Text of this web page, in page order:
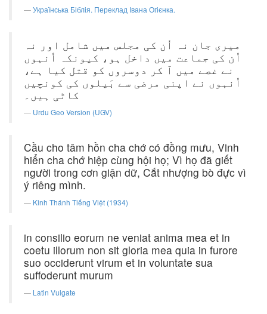
Українська Біблія. Переклад Івана Огієнка.
میری جان نہ اُن کی مجلس میں شامل اور نہ
اُن کی جماعت میں داخل ہو، کیونکہ اُنہوں
نے غصے میں آ کر دوسروں کو قتل کیا ہے،
اُنہوں نے اپنی مرضی سے بَیلوں کی کونچیں
کاٹی ہیں۔
Urdu Geo Version (UGV)
Cầu cho tâm hồn cha chớ có đồng mưu, Vinh
hiển cha chớ hiệp cùng hội họ; Vì họ đã giết
người trong cơn giận dữ, Cắt nhượng bò đực vì
ý riêng mình.
Kinh Thánh Tiếng Việt (1934)
in consilio eorum ne veniat anima mea et in
coetu illorum non sit gloria mea quia in furore
suo occiderunt virum et in voluntate sua
suffoderunt murum
Latin Vulgate